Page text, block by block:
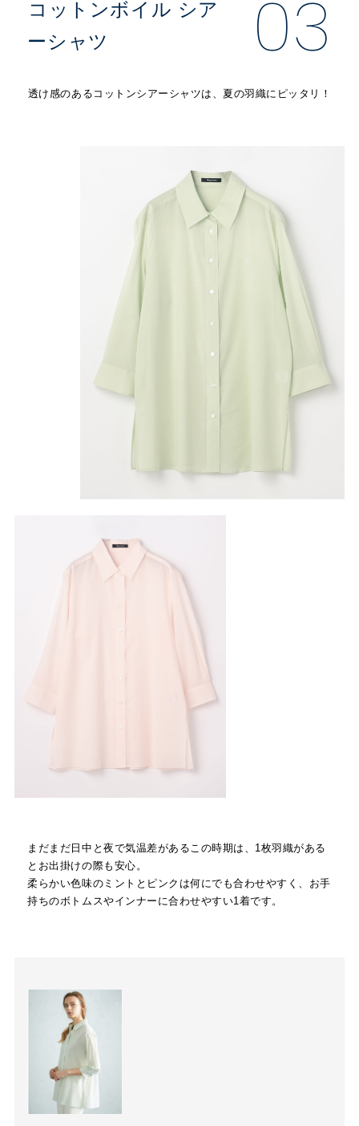
コットンボイル シア
ーシャツ
03
透け感のあるコットンシアーシャツは、夏の羽織にピッタリ！
まだまだ日中と夜で気温差があるこの時期は、1枚羽織がある
とお出掛けの際も安心。
柔らかい色味のミントとピンクは何にでも合わせやすく、お手
持ちのボトムスやインナーに合わせやすい1着です。